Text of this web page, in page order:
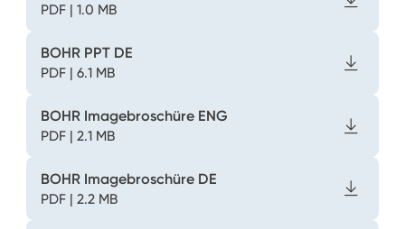
PDF | 1.0 MB
BOHR PPT DE
PDF | 6.1 MB
BOHR Imagebroschüre ENG
PDF | 2.1 MB
BOHR Imagebroschüre DE
PDF | 2.2 MB